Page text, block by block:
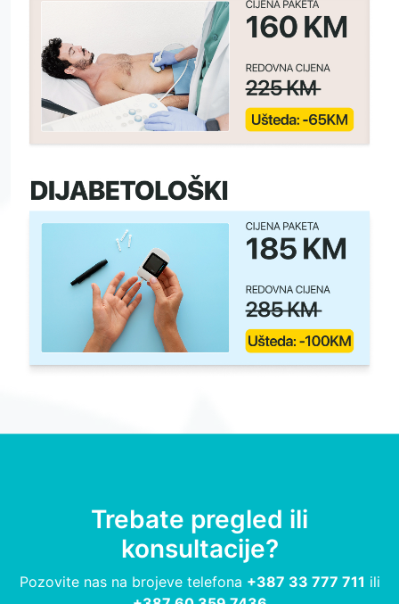
Trebate pregled ili
konsultacije?
Pozovite nas na brojeve telefona +387 33 777 711 ili